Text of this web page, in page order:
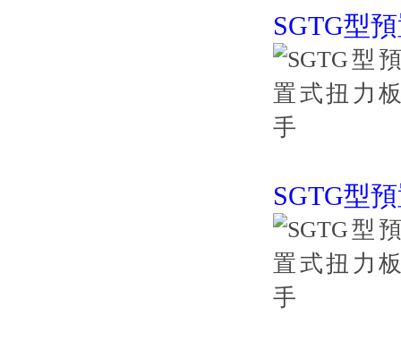
SGTG型
SGTG型